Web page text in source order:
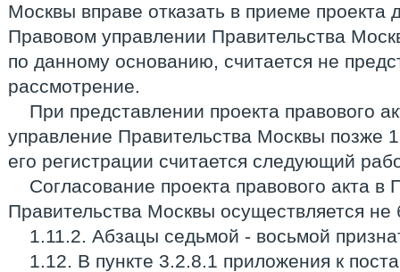
Москвы вправе отказать в приеме проекта
Правовом управлении Правительства
по данному основанию, считается не
рассмотрение.
При представлении проекта правового
управление Правительства Москвы позже
его регистрации считается следующий
Согласование проекта правового акта
Правительства Москвы осуществляется
1.11.2. Абзацы седьмой - восьмой
1.12. В пункте 3.2.8.1 приложения к